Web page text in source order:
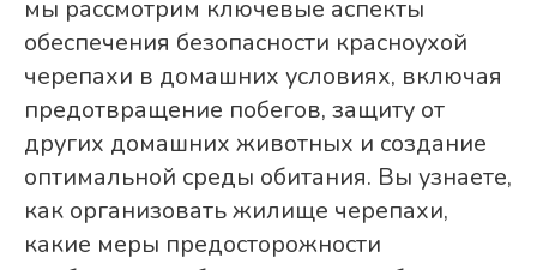
мы рассмотрим ключевые аспекты
обеспечения безопасности красноухой
черепахи в домашних условиях, включая
предотвращение побегов, защиту от
других домашних животных и создание
оптимальной среды обитания. Вы узнаете,
как организовать жилище черепахи,
какие меры предосторожности